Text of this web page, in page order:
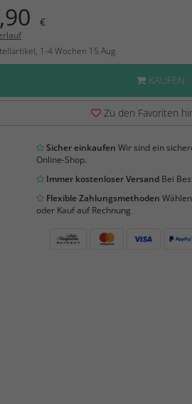
€
1-4 Wochen 15 Aug
KAUFEN
Zu den Favoriten
Sicher einkaufen Wir sind ein
Online-Shop.
Immer kostenloser VersandBei
Flexible Zahlungsmethoden
oder Kauf auf Rechnung